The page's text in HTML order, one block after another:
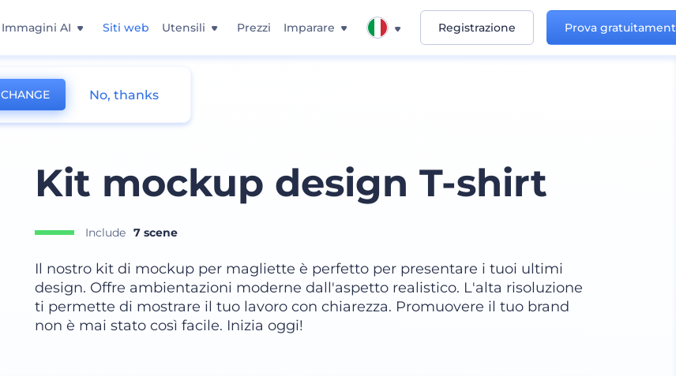
Immagini AI Siti web Utensili Prezzi Imparare Registrazione Prova
Kit mockup design T-shirt
Include 7 scene
Il nostro kit di mockup per magliette è perfetto per presentare i tuoi ultimi
design. Offre ambientazioni moderne dall'aspetto realistico. L'alta risoluzione
ti permette di mostrare il tuo lavoro con chiarezza. Promuovere il tuo brand
non è mai stato così facile. Inizia oggi!
CHANGE No, thanks